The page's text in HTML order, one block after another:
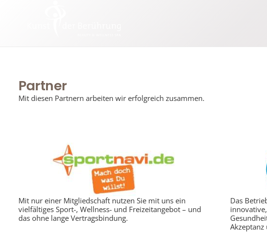
Partner
Mit diesen Partnern arbeiten wir erfolgreich zusammen.
Mit nur einer Mitgliedschaft nutzen Sie mit uns ein
vielfältiges Sport-, Wellness- und Freizeitangebot – und
das ohne lange Vertragsbindung.
Das